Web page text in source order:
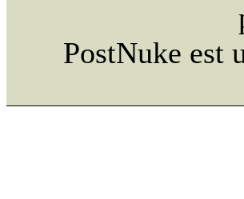
PostNuke est